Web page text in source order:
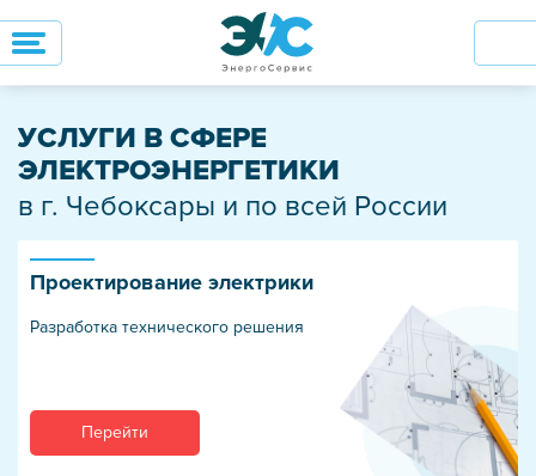
УСЛУГИ В СФЕРЕ
ЭЛЕКТРОЭНЕРГЕТИКИ
в г. Чебоксары и по всей России
Проектирование электрики
Разработка технического решения
Перейти